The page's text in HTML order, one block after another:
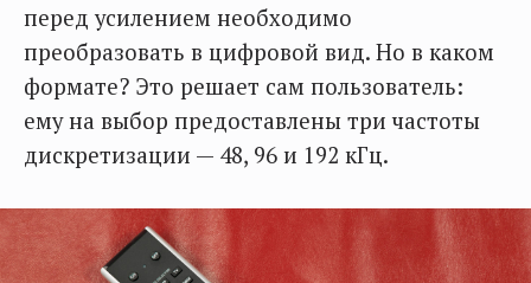
перед усилением необходимо
преобразовать в цифровой вид. Но в каком
формате? Это решает сам пользователь:
ему на выбор предоставлены три частоты
дискретизации — 48, 96 и 192 кГц.